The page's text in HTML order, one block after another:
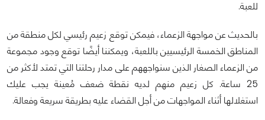
للعبة.
بالحديث عن مواجهة الزعماء، فيمكن توقع زعيم رئيسي لكل منطقة من
المناطق الخمسة الرئيسيين باللعبة، ويمكننا أيضًا توقع وجود مجموعة
من الزعماء الصغار الذين سنواجههم على مدار رحلتنا التي تمتد لأكثر من
25 ساعة. كل زعيم منهم لديه نقطة ضعف مُعينة يجب عليك
استغلالها أثناء المواجهات من أجل القضاء عليه بطريقة سريعة وفعالة.